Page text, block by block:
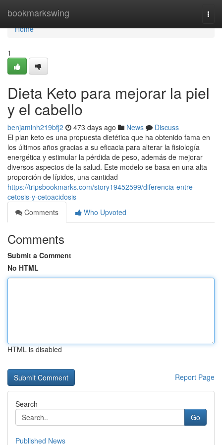
bookmarkswing
Home
Home
1
Dieta Keto para mejorar la piel
y el cabello
benjaminh219bfj2 473 days ago News
Discuss
El plan keto es una propuesta dietética que ha obtenido fama en
los últimos años gracias a su eficacia para alterar la fisiología
energética y estimular la pérdida de peso, además de mejorar
diversos aspectos de la salud. Este modelo se basa en una alta
proporción de lípidos, una cantidad
https://tripsbookmarks.com/story19452599/diferencia-entre-
cetosis-y-cetoacidosis
Comments
Who Upvoted
Comments
Submit a Comment
No HTML
HTML is disabled
Report Page
Search
Go
Published News